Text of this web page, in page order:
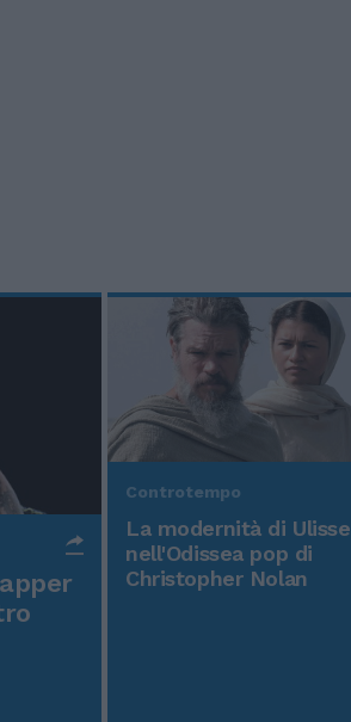
Controtempo
La modernità di Ulisse
nell'Odissea pop di
Christopher Nolan